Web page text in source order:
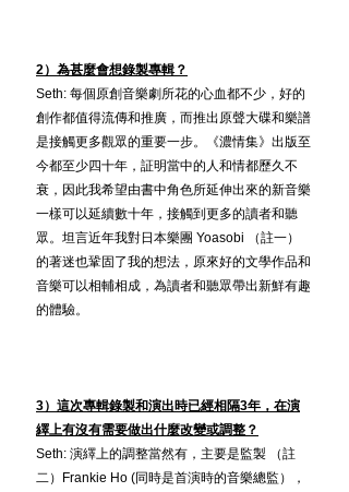
2）為甚麼會想錄製專輯？
Seth: 每個原創音樂劇所花的心血都不少，好的
創作都值得流傳和推廣，而推出原聲大碟和樂譜
是接觸更多觀眾的重要一步。《濃情集》出版至
今都至少四十年，証明當中的人和情都歷久不
衰，因此我希望由書中角色所延伸出來的新音樂
一樣可以延續數十年，接觸到更多的讀者和聽
眾。坦言近年我對日本樂團 Yoasobi
（註一）
的著迷也鞏固了我的想法，原來好的文學作品和
音樂可以相輔相成，為讀者和聽眾帶出新鮮有趣
的體驗。
3）這次專輯錄製和演出時已經相隔3年，在演
繹上有沒有需要做出什麼改變或調整？
Seth: 演繹上的調整當然有，主要是監製
（註
二）
Frankie Ho (同時是首演時的音樂總監），